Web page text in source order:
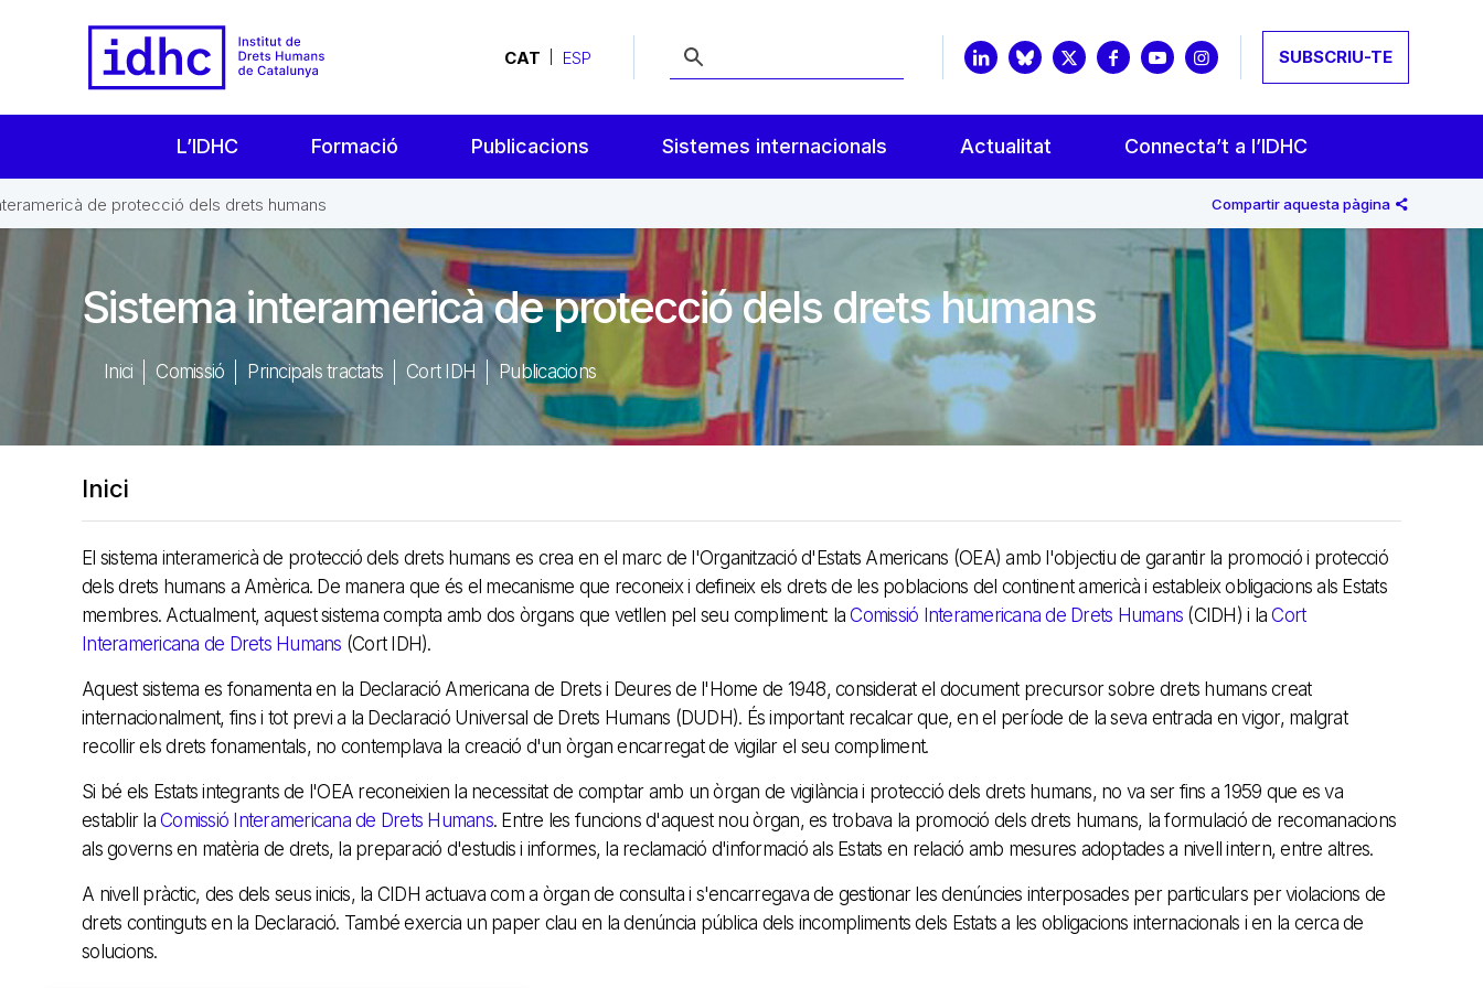
CAT ESP SUBSCRIU-TE
L’IDHC Formació Publicacions Sistemes internacionals Actualitat Connecta’t a l’IDHC
de protecció dels drets humans Compartir aquesta pàgina
Sistema interamericà de protecció dels drets humans
Inici Comissió Principals tractats Cort IDH Publicacions
Inici
El sistema interamericà de protecció dels drets humans es crea en el marc de l'Organització d'Estats Americans (OEA) amb l'objectiu de garantir la promoció i protecció
dels drets humans a Amèrica. De manera que és el mecanisme que reconeix i defineix els drets de les poblacions del continent americà i estableix obligacions als Estats
membres. Actualment, aquest sistema compta amb dos òrgans que vetllen pel seu compliment: laComissió Interamericana de Drets Humans (CIDH) i laCort
Interamericana de Drets Humans (Cort IDH).
Aquest sistema es fonamenta en la Declaració Americana de Drets i Deures de l'Home de 1948, considerat el document precursor sobre drets humans creat
internacionalment, fins i tot previ a la Declaració Universal de Drets Humans (DUDH). És important recalcar que, en el període de la seva entrada en vigor, malgrat
recollir els drets fonamentals, no contemplava la creació d'un òrgan encarregat de vigilar el seu compliment.
Si bé els Estats integrants de l'OEA reconeixien la necessitat de comptar amb un òrgan de vigilància i protecció dels drets humans, no va ser fins a 1959 que es va
establir laComissió Interamericana de Drets Humans. Entre les funcions d'aquest nou òrgan, es trobava la promoció dels drets humans, la formulació de recomanacions
als governs en matèria de drets, la preparació d'estudis i informes, la reclamació d'informació als Estats en relació amb mesures adoptades a nivell intern, entre altres.
A nivell pràctic, des dels seus inicis, la CIDH actuava com a òrgan de consulta i s'encarregava de gestionar les denúncies interposades per particulars per violacions de
drets continguts en la Declaració. També exercia un paper clau en la denúncia pública dels incompliments dels Estats a les obligacions internacionals i en la cerca de
solucions.